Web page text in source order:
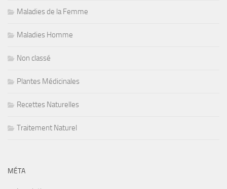
Maladies de la Femme
Maladies Homme
Non classé
Plantes Médicinales
Recettes Naturelles
Traitement Naturel
MÉTA